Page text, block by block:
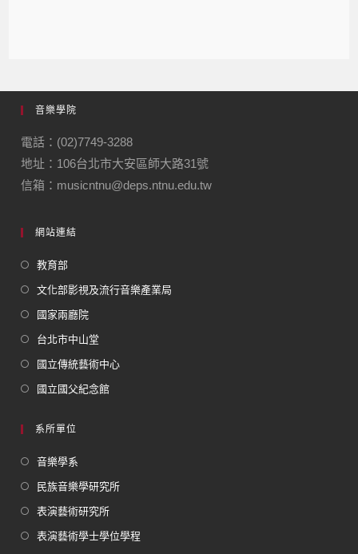
音樂學院
電話：(02)7749-3288
地址：106台北市大安區師大路31號
信箱：musicntnu@deps.ntnu.edu.tw
網站連結
教育部
文化部影視及流行音樂產業局
國家兩廳院
台北市中山堂
國立傳統藝術中心
國立國父紀念館
系所單位
音樂學系
民族音樂學研究所
表演藝術研究所
表演藝術學士學位學程